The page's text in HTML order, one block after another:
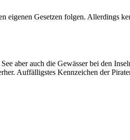
eigenen Gesetzen folgen. Allerdings
aber auch die Gewässer bei den
Auffälligstes Kennzeichen der